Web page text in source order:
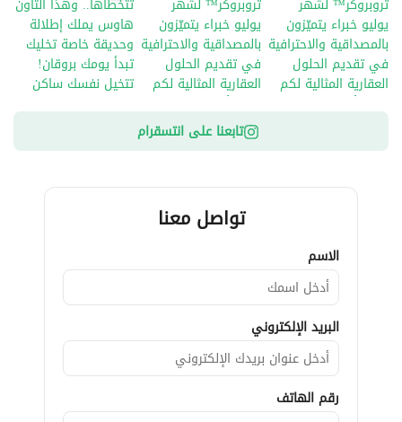
تابعنا على انتسقرام
تواصل معنا
الاسم
البريد الإلكتروني
رقم الهاتف